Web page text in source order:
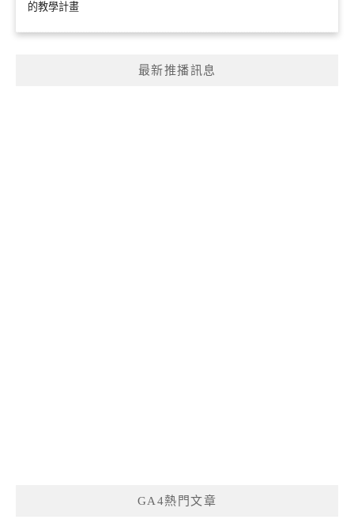
的教學計畫
最新推播訊息
GA4熱門文章